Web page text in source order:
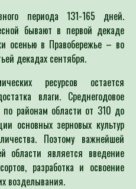
периода 131-165 дней.
бывают в первой декаде
осенью в Правобережье – во
декадах сентября.
ресурсов остается
влаги. Среднегодовое
по районам области от 310 до
основных зерновых культур
Поэтому важнейшей
области является введение
разработка и освоение
возделывания.